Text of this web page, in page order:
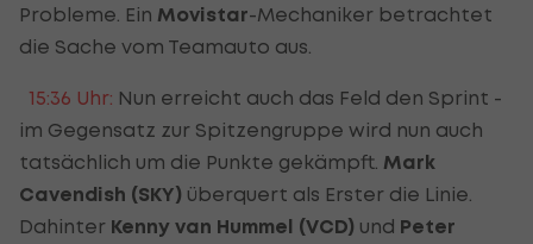
Probleme. Ein Movistar-Mechaniker betrachtet
die Sache vom Teamauto aus.
15:36 Uhr: Nun erreicht auch das Feld den Sprint -
im Gegensatz zur Spitzengruppe wird nun auch
tatsächlich um die Punkte gekämpft. Mark
Cavendish (SKY) überquert als Erster die Linie.
Dahinter Kenny van Hummel (VCD) und Peter